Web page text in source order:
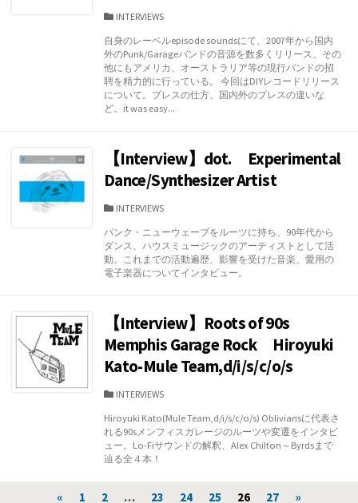
カ
ゴ
リ
ー
INTERVIEWS
自身のレーベルepisode soundsにて、2007年から国内
外のPunk/Garageバンドの音源を数多くリリース。その
他にもアメリカ、オーストラリア等の現行バンドの招
聘を精力的に行っている。 今回はDIYレコードリリース
について。プレスの仕方、国内外のプレスの違いな
ど。it was easy...
【Interview】dot. Experimental
Dance/Synthesizer Artist
カ
ゴ
リ
ー
INTERVIEWS
パンク・ニューウェーブをルーツに持ち、90年代から
ダンス、ハウスミュージックのアーティストとして活
動。これまでの活動遍歴、影響を受けた音楽、愛用の
電子楽器についてインタビュー。
【Interview】Roots of 90s
Memphis Garage Rock Hiroyuki
Kato-Mule Team,d/i/s/c/o/s
カ
ゴ
リ
ー
INTERVIEWS
Hiroyuki Kato(Mule Team,d/i/s/c/o/s) Obliviansに代表さ
れる90sメンフィスガレージのルーツや変遷をインタビ
ュー。Lo-Fiサウンドの解釈、Alex Chilton～Byrdsまで
辿る全４本！
« 1 2 … 23 24 25 26 27 »